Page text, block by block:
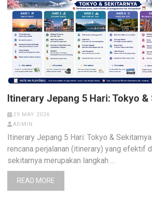
Itinerary Jepang 5 Hari: Tokyo
29 MAY 2026
ADMIN
Itinerary Jepang 5 Hari: Tokyo &
rencana perjalanan (itinerary) yang efektif
sekitarnya merupakan langkah …
READ MORE